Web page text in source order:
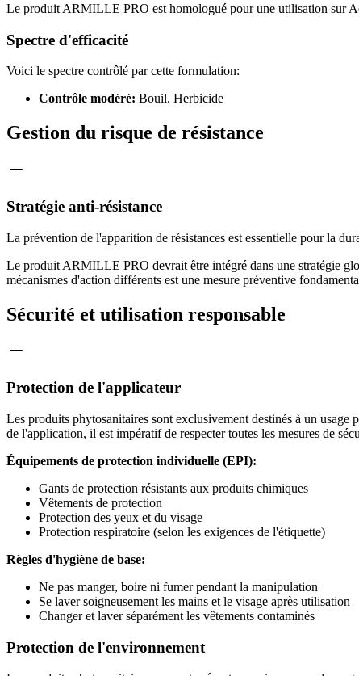
Le produit ARMILLE PRO est homologué pour une utilisation sur
Spectre d'efficacité
Voici le spectre contrôlé par cette formulation:
Contrôle modéré: Bouil. Herbicide
Gestion du risque de résistance
Stratégie anti-résistance
La prévention de l'apparition de résistances est essentielle pour la
Le produit ARMILLE PRO devrait être intégré dans une stratégie
mécanismes d'action différents est une mesure préventive
Sécurité et utilisation responsable
Protection de l'applicateur
Les produits phytosanitaires sont exclusivement destinés à un
de l'application, il est impératif de respecter toutes les mesures de
Équipements de protection individuelle (EPI):
Gants de protection résistants aux produits chimiques
Vêtements de protection
Protection des yeux et du visage
Protection respiratoire (selon les exigences de l'étiquette)
Règles d'hygiène de base:
Ne pas manger, boire ni fumer pendant la manipulation
Se laver soigneusement les mains et le visage après utilisation
Changer et laver séparément les vêtements contaminés
Protection de l'environnement